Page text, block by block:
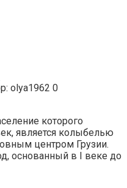
olya1962 0
которого
является колыбелью
центром Грузии.
основанный в I веке до